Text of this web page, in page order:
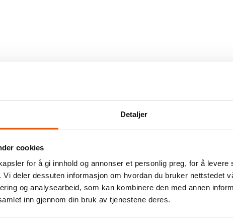
Detaljer
cookies
for å gi innhold og annonser et personlig preg, for å
deler dessuten informasjon om hvordan du bruker nettstedet
og analysearbeid, som kan kombinere den med annen
inn gjennom din bruk av tjenestene deres.